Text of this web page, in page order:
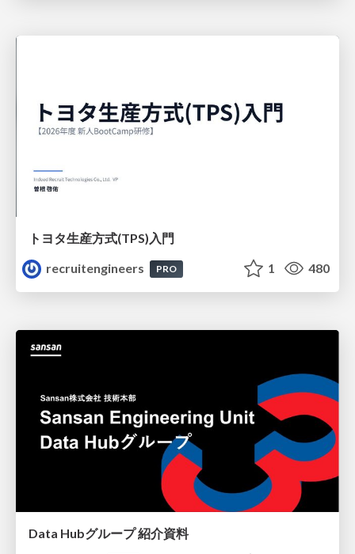
トヨタ⽣産⽅式(TPS)⼊⾨
recruitengineers
PRO 1 480
Data Hubグループ 紹介資料